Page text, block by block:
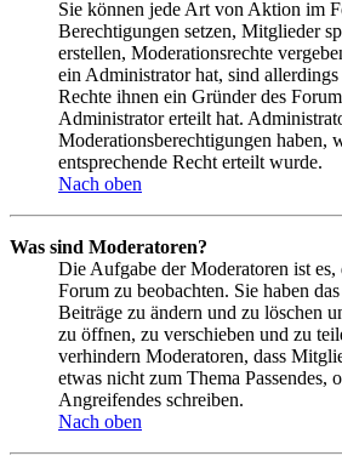
Sie können jede Art von Aktion im
Berechtigungen setzen, Mitglieder
erstellen, Moderationsrechte
ein Administrator hat, sind
Rechte ihnen ein Gründer des
Administrator erteilt hat.
Moderationsberechtigungen haben,
entsprechende Recht erteilt wurde.
Nach oben
Was sind Moderatoren?
Die Aufgabe der Moderatoren ist es,
Forum zu beobachten. Sie haben
Beiträge zu ändern und zu löschen
zu öffnen, zu verschieben und zu
verhindern Moderatoren, dass
etwas nicht zum Thema Passendes,
Angreifendes schreiben.
Nach oben